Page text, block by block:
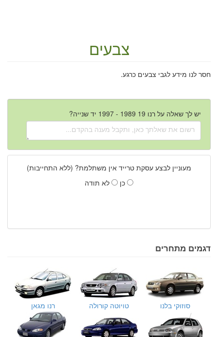
צבעים
חסר לנו מידע לגבי צבעים כרגע.
יש לך שאלה על רנו 19 1989 - 1997 יד שנייה?
מעוניין לבצע עסקת טרייד אין משתלמת? (ללא התחייבות)
כן
לא תודה
דגמים מתחרים
סוזוקי בלנו טויוטה קורולה רנו מגאן